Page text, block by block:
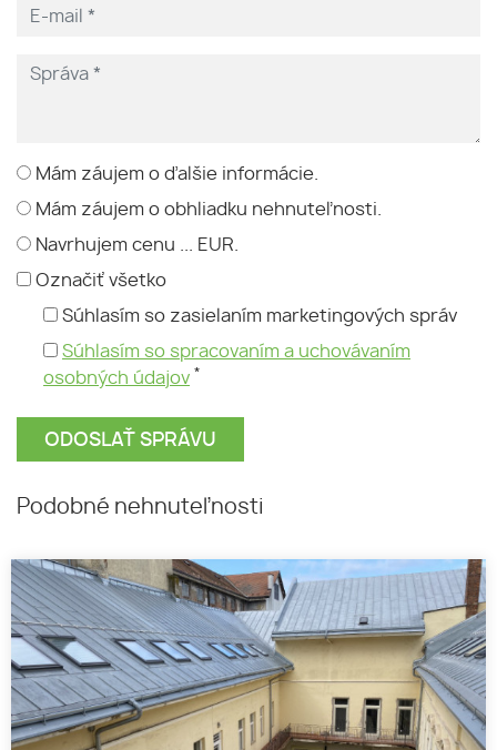
Mám záujem o ďalšie informácie.
Mám záujem o obhliadku nehnuteľnosti.
Navrhujem cenu ... EUR.
Označiť všetko
Súhlasím so zasielaním marketingových správ
Súhlasím so spracovaním a uchovávaním
osobných údajov *
Podobné nehnuteľnosti